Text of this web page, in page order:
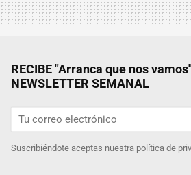
RECIBE "Arranca que nos
NEWSLETTER SEMANAL
Suscribiéndote aceptas nuestra política de